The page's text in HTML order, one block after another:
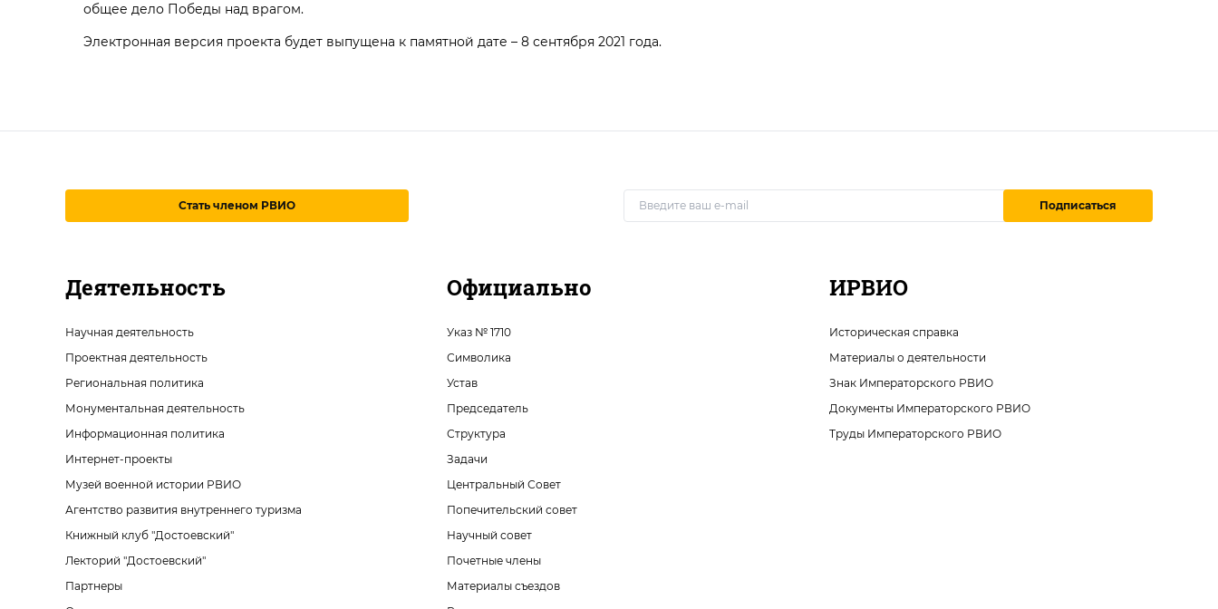
общее дело Победы над врагом.
Электронная версия проекта будет выпущена к памятной дате – 8 сентября 2021 года.
Стать членом РВИО Подписаться
Деятельность
Научная деятельность
Проектная деятельность
Региональная политика
Монументальная деятельность
Информационная политика
Интернет-проекты
Музей военной истории РВИО
Агентство развития внутреннего туризма
Книжный клуб "Достоевский"
Лекторий "Достоевский"
Партнеры
Официально
Указ № 1710
Символика
Устав
Председатель
Структура
Задачи
Центральный Совет
Попечительский совет
Научный совет
Почетные члены
Материалы съездов
ИРВИО
Историческая справка
Материалы о деятельности
Знак Императорского РВИО
Документы Императорского РВИО
Труды Императорского РВИО